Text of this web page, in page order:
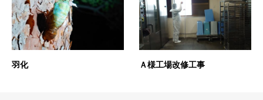
羽化 Ａ様工場改修工事